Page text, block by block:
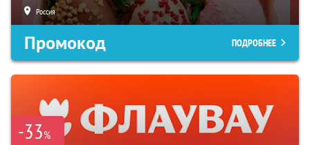
Россия
Промокод ПОДРОБНЕЕ
-33%